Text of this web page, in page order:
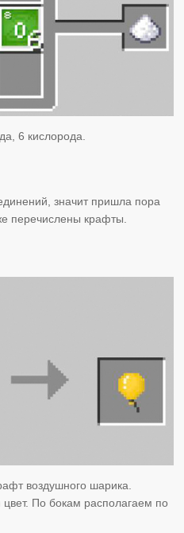
6 кислорода.
значит пришла пора
перечислены крафты.
воздушного шарика.
По бокам располагаем по